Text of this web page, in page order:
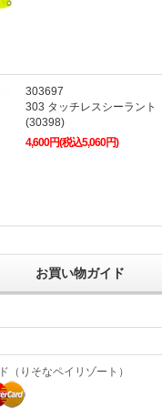
303697
303 タッチレスシーラント
(30398)
4,600円(税込5,060円)
お買い物ガイド
（りそなペイリゾート）